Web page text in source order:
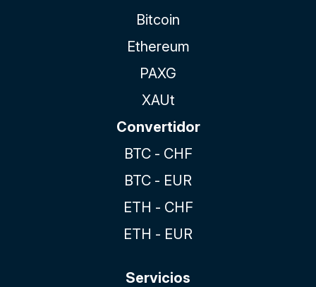
Bitcoin
Ethereum
PAXG
XAUt
Convertidor
BTC - CHF
BTC - EUR
ETH - CHF
ETH - EUR
Servicios